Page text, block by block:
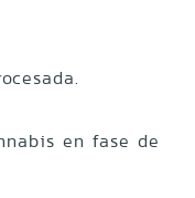
en fase de